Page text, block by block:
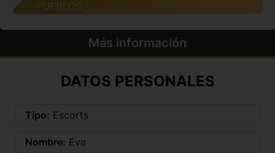
PUEBLOS
Más información
DATOS PERSONALES
Tipo: Escorts
Nombre: Eva